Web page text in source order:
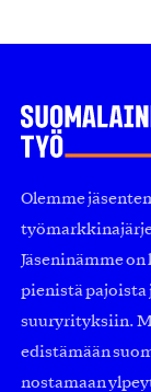
Olemme
Jäseninämme
pienistä pajoista
suuryrityksiin.
edistämään
nostamaan